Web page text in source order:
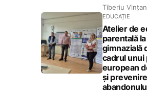
Tiberiu Vințan
EDUCAȚIE
Atelier de
parentală
gimnazială
cadrul unui
european
și